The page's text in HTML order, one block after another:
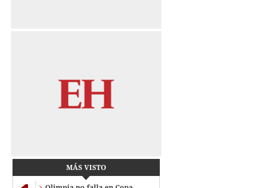
MÁS VISTO